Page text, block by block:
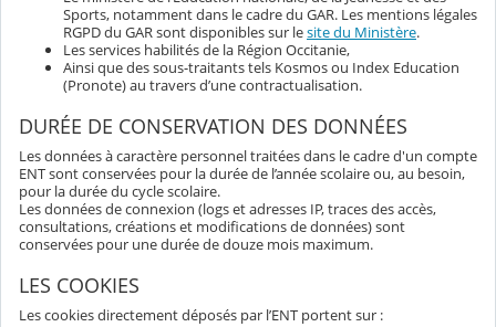
Sports, notamment dans le cadre du GAR. Les mentions légales
RGPD du GAR sont disponibles sur lesite du Ministère.
Les services habilités de la Région Occitanie,
Ainsi que des sous-traitants tels Kosmos ou Index Education
(Pronote) au travers d’une contractualisation.
DURÉE DE CONSERVATION DES DONNÉES
Les données à caractère personnel traitées dans le cadre d'un compte
ENT sont conservées pour la durée de l’année scolaire ou, au besoin,
pour la durée du cycle scolaire.
Les données de connexion (logs et adresses IP, traces des accès,
consultations, créations et modifications de données) sont
conservées pour une durée de douze mois maximum.
LES COOKIES
Les cookies directement déposés par l’ENT portent sur :